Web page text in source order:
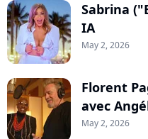
Sabrina
IA
May 2, 2026
Florent
avec
May 2, 2026